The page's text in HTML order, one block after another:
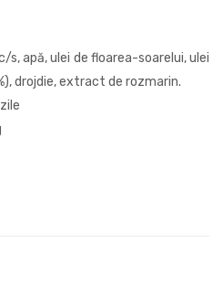
s, apă, ulei de floarea-soarelui, ulei
drojdie, extract de rozmarin.